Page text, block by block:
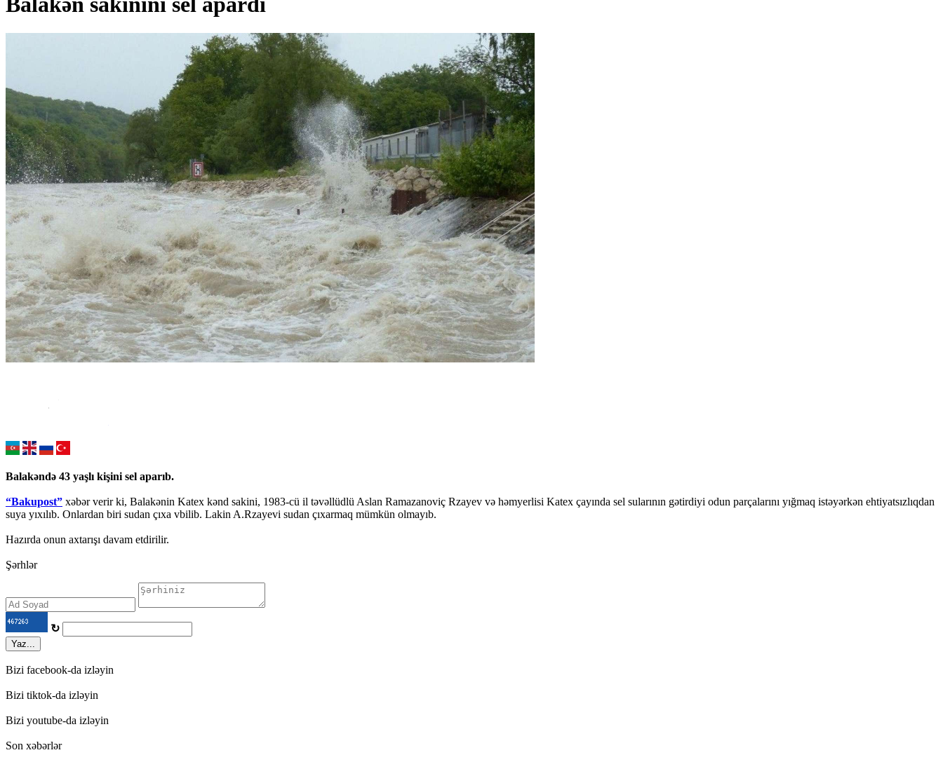
Balakəndə 43 yaşlı kişini sel aparıb.
“Bakupost” xəbər verir ki, Balakənin Katex kənd sakini, 1983-cü il təvəllüdlü Aslan Ramazanoviç Rzayev və həmyerlisi Katex çayında sel sularının gətirdiyi odun parçalarını yığmaq istəyərkən ehtiyatsızlıqdan
suya yıxılıb. Onlardan biri sudan çıxa vbilib. Lakin A.Rzayevi sudan çıxarmaq mümkün olmayıb.
Hazırda onun axtarışı davam etdirilir.
Şərhlər
↻
Yaz...
Bizi facebook-da izləyin
Bizi tiktok-da izləyin
Bizi youtube-da izləyin
Son xəbərlər